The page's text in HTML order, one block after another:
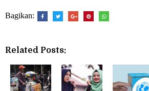
Bagikan:
Related Posts: